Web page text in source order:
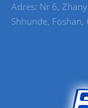
Adres: Nr 6,
Shhunde, Foshan,